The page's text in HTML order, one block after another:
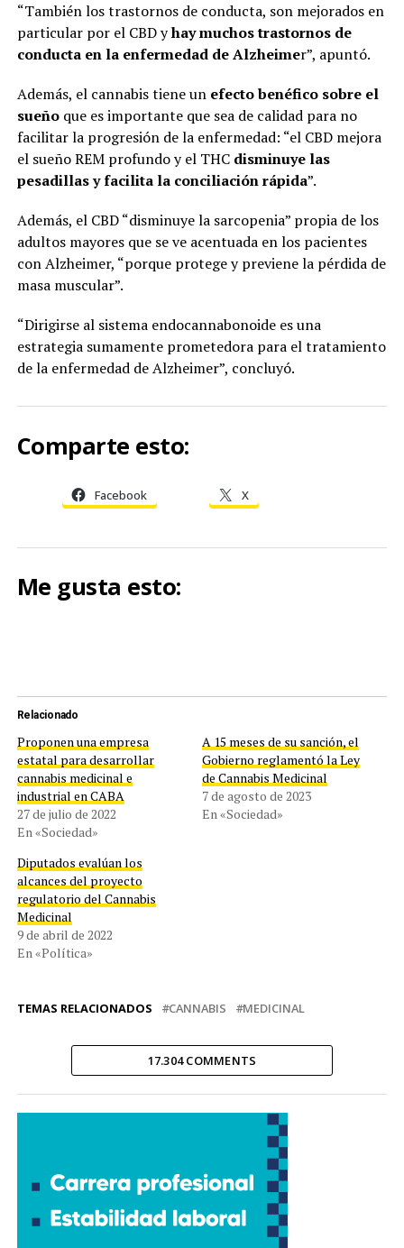
“También los trastornos de conducta, son mejorados en
particular por el CBD yhay muchos trastornos de
conducta en la enfermedad de Alzheimer”, apuntó.
Además, el cannabis tiene un efecto benéfico sobre el
sueño que es importante que sea de calidad para no
facilitar la progresión de la enfermedad: “el CBD mejora
el sueño REM profundo y el THC disminuye las
pesadillas y facilita la conciliación rápida”.
Además, el CBD “disminuye la sarcopenia” propia de los
adultos mayores que se ve acentuada en los pacientes
con Alzheimer, “porque protege y previene la pérdida de
masa muscular”.
“Dirigirse al sistema endocannabonoide es una
estrategia sumamente prometedora para el tratamiento
de la enfermedad de Alzheimer”, concluyó.
Comparte esto:
Facebook X
Me gusta esto:
Relacionado
Proponen una empresa
estatal para desarrollar
cannabis medicinal e
industrial en CABA
27 de julio de 2022
En «Sociedad»
A 15 meses de su sanción, el
Gobierno reglamentó la Ley
de Cannabis Medicinal
7 de agosto de 2023
En «Sociedad»
Diputados evalúan los
alcances del proyecto
regulatorio del Cannabis
Medicinal
9 de abril de 2022
En «Política»
TEMAS RELACIONADOS CANNABIS MEDICINAL
17.304 COMMENTS